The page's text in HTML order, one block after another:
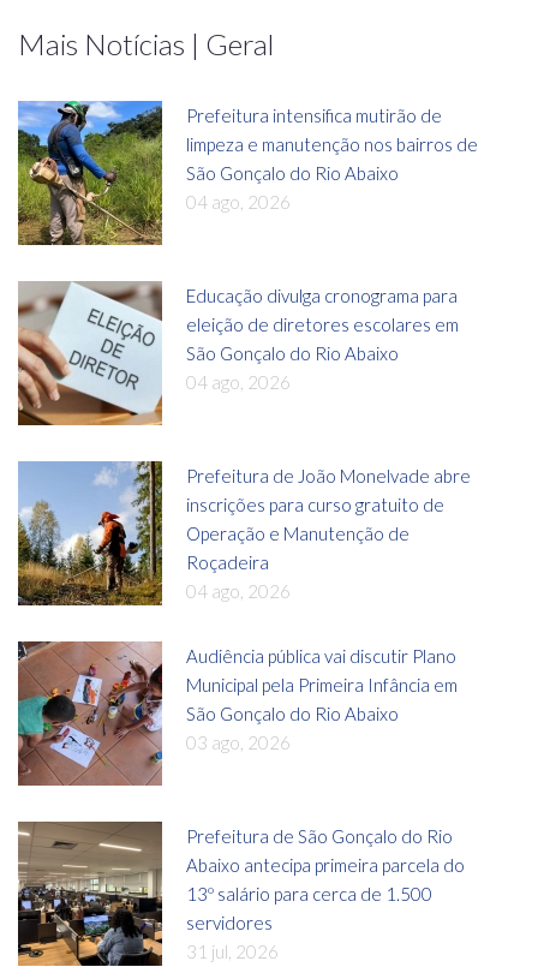
Mais Notícias | Geral
Prefeitura intensifica mutirão de
limpeza e manutenção nos bairros de
São Gonçalo do Rio Abaixo
04 ago, 2026
Educação divulga cronograma para
eleição de diretores escolares em
São Gonçalo do Rio Abaixo
04 ago, 2026
Prefeitura de João Monelvade abre
inscrições para curso gratuito de
Operação e Manutenção de
Roçadeira
04 ago, 2026
Audiência pública vai discutir Plano
Municipal pela Primeira Infância em
São Gonçalo do Rio Abaixo
03 ago, 2026
Prefeitura de São Gonçalo do Rio
Abaixo antecipa primeira parcela do
13º salário para cerca de 1.500
servidores
31 jul, 2026